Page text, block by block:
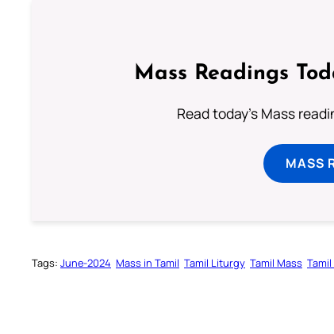
Mass Readings
Read today's Mass
MASS
Tags: June-2024 Mass in Tamil Tamil Liturgy Tamil Mass